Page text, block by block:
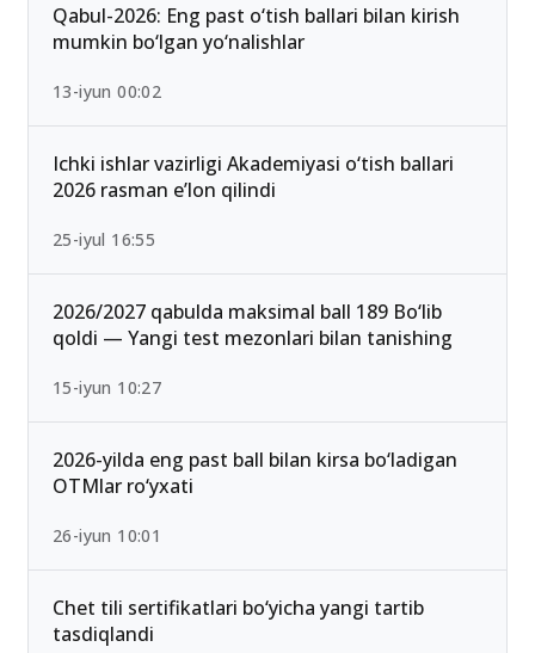
Qabul-2026: Eng past o‘tish ballari bilan kirish
mumkin bo‘lgan yo‘nalishlar
13-iyun 00:02
Ichki ishlar vazirligi Akademiyasi o‘tish ballari
2026 rasman e’lon qilindi
25-iyul 16:55
2026/2027 qabulda maksimal ball 189 Bo‘lib
qoldi — Yangi test mezonlari bilan tanishing
15-iyun 10:27
2026-yilda eng past ball bilan kirsa bo‘ladigan
OTMlar ro‘yxati
26-iyun 10:01
Chet tili sertifikatlari bo‘yicha yangi tartib
tasdiqlandi